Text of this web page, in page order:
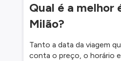
Qual é a melhor
Milão?
Tanto a data da viagem
conta o preço, o horário